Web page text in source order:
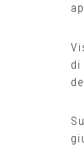
di